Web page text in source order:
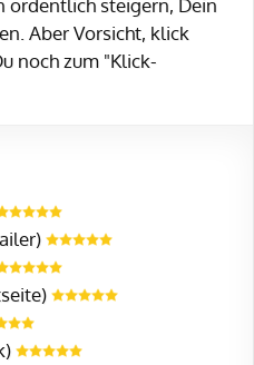
ordentlich steigern, Dein
Aber Vorsicht, klick
noch zum "Klick-